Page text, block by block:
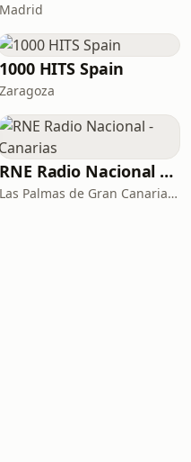
Madrid
1000 HITS Spain
Zaragoza
RNE Radio Nacional - Canarias
Las Palmas de Gran Canaria · 92.8 FM